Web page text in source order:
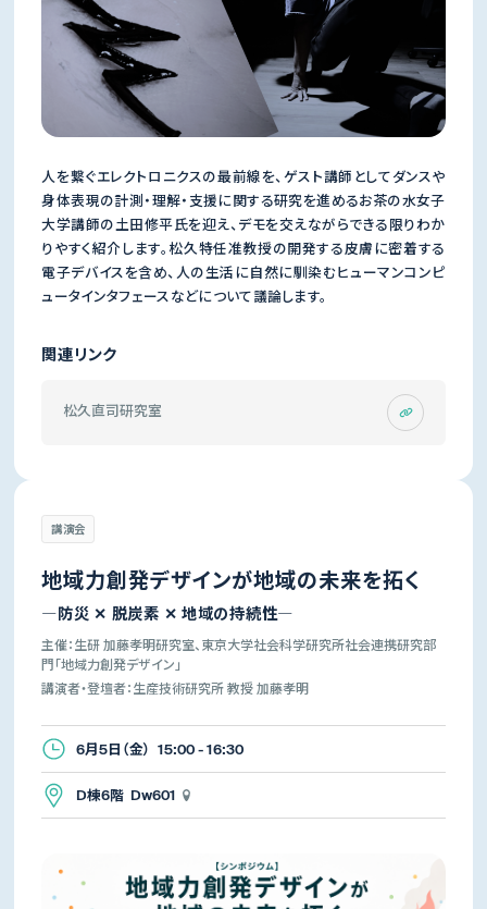
人を繋ぐエレクトロニクスの最前線を、ゲスト講師としてダンスや
身体表現の計測・理解・支援に関する研究を進めるお茶の水女子
大学講師の土田修平氏を迎え、デモを交えながらできる限りわか
りやすく紹介します。松久特任准教授の開発する皮膚に密着する
電子デバイスを含め、人の生活に自然に馴染むヒューマンコンピ
ュータインタフェースなどについて議論します。
関連リンク
松久直司研究室
講演会
地域力創発デザインが地域の未来を拓く
―防災 ✕ 脱炭素 ✕ 地域の持続性―
主催：生研 加藤孝明研究室、東京大学社会科学研究所社会連携研究部
門「地域力創発デザイン」
講演者・登壇者：生産技術研究所 教授 加藤孝明
6月5日（金） 15:00 - 16:30
D棟6階 Dw601